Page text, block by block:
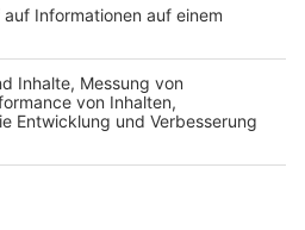
organisiert. So nah
sie den Wald zerstören,
er.
werden wohl wieder
Kirche entwidmet werden –